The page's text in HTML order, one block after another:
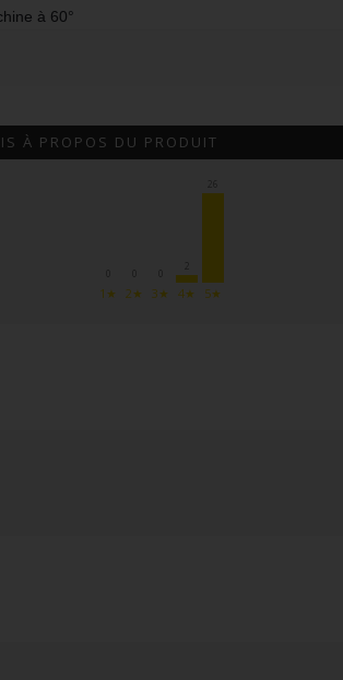
à 60°
À PROPOS DU PRODUIT
1★ 2★ 3★ 4★ 5★